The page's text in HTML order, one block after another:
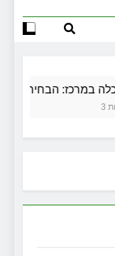
של ויקטוריה
מי מגן עליכם מול
בירושלים
במרכז: הבחירה